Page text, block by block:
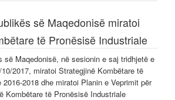
së Maqedonisë miratoi
të Pronësisë Industriale
së Maqedonisë, në sesionin e saj tridhjetë e
2017, miratoi Strategjinë Kombëtare të
2018 dhe miratoi Planin e Veprimit për
Kombëtare të Pronësisë Industriale